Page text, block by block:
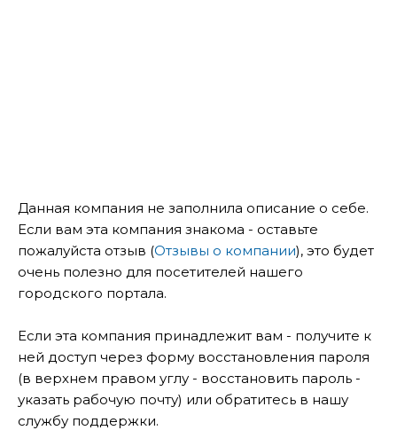
Данная компания не заполнила описание о себе.
Если вам эта компания знакома - оставьте
пожалуйста отзыв (Отзывы о компании), это будет
очень полезно для посетителей нашего
городского портала.
Если эта компания принадлежит вам - получите к
ней доступ через форму восстановления пароля
(в верхнем правом углу - восстановить пароль -
указать рабочую почту) или обратитесь в нашу
службу поддержки.